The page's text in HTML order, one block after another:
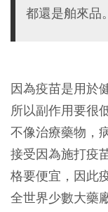
都還是舶來品。
因為疫苗是用於
所以副作用要很
不像治療藥物，
接受因為施打疫
格要便宜，因此
全世界少數大藥